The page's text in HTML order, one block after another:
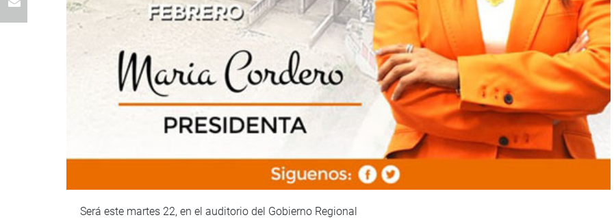
Será este martes 22, en el auditorio del Gobierno Regional